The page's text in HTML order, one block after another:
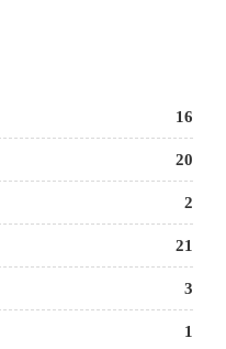
16
20
2
21
3
1